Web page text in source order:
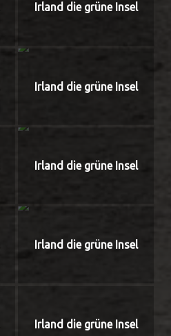
Irland die grüne Insel
Irland die grüne Insel
Irland die grüne Insel
Irland die grüne Insel
Irland die grüne Insel